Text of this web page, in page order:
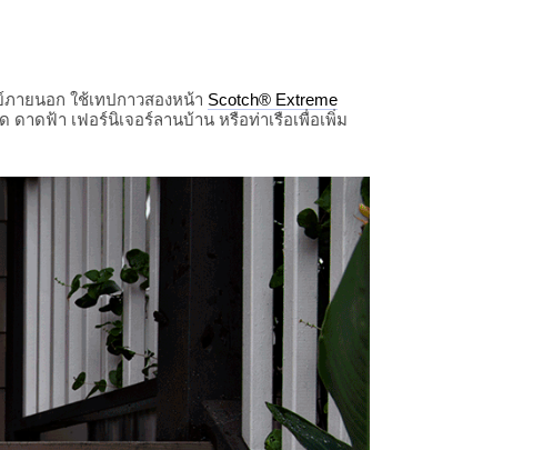
ายนอก ใช้เทปกาวสองหน้า Scotch® Extreme
าดฟ้า เฟอร์นิเจอร์ลานบ้าน หรือท่าเรือเพื่อเพิ่ม